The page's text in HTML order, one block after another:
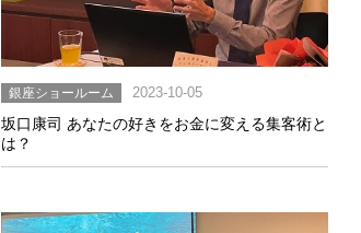
銀座ショールーム 2023-10-05
坂口康司 あなたの好きをお金に変える集客術と
は？